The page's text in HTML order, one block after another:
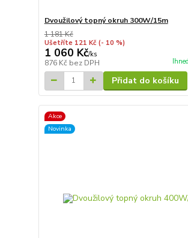
Dvoužilový topný okruh 300W/15m
1 181 Kč
Ušetříte 121 Kč (- 10 %)
1 060 Kč/ks
876 Kč bez DPH
Přidat do košíku
Akce
Novinka